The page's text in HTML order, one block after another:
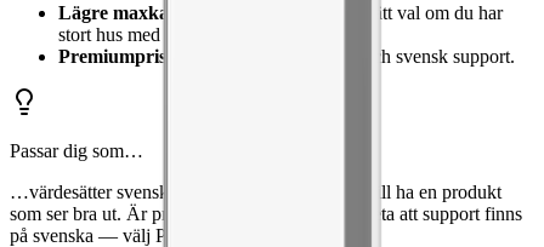
Lägre maxkapacitet (15 kWh)
— inte rätt val om du har
stort hus med elbil + värmepump.
Premiumpris
— du betalar för kvalitet och svensk support.
Passar dig som…
…värdesätter svensk kvalitet, lång garanti och vill ha en produkt
som ser bra ut. Är priset sekundärt och du vill veta att support finns
på svenska — välj Polarium.